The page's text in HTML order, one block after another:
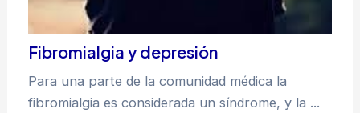
Fibromialgia y depresión
Para una parte de la comunidad médica la
fibromialgia es considerada un síndrome, y la ...